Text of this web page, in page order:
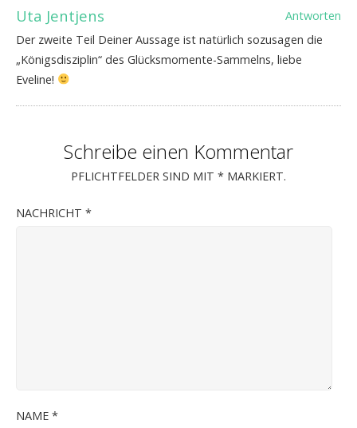
Uta Jentjens
Antworten
Der zweite Teil Deiner Aussage ist natürlich sozusagen die
„Königsdisziplin“ des Glücksmomente-Sammelns, liebe
Eveline!
Schreibe einen Kommentar
PFLICHTFELDER SIND MIT * MARKIERT.
NACHRICHT *
NAME *